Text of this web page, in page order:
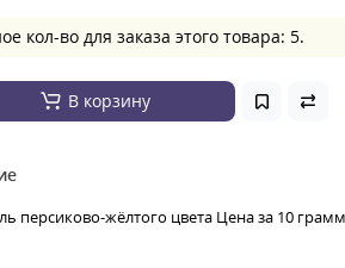
кол-во для заказа этого товара: 5.
В корзину
персиково-жёлтого цвета Цена за 10